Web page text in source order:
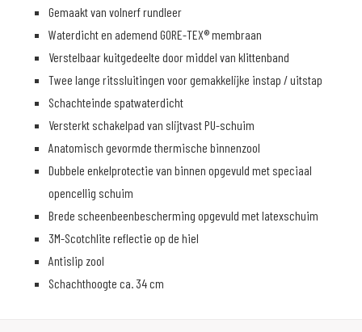
Gemaakt van volnerf rundleer
Waterdicht en ademend GORE-TEX® membraan
Verstelbaar kuitgedeelte door middel van klittenband
Twee lange ritssluitingen voor gemakkelijke instap / uitstap
Schachteinde spatwaterdicht
Versterkt schakelpad van slijtvast PU-schuim
Anatomisch gevormde thermische binnenzool
Dubbele enkelprotectie van binnen opgevuld met speciaal
opencellig schuim
Brede scheenbeenbescherming opgevuld met latexschuim
3M-Scotchlite reflectie op de hiel
Antislip zool
Schachthoogte ca. 34 cm